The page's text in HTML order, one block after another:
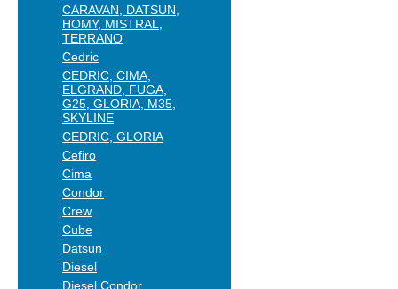
CARAVAN, DATSUN,
HOMY, MISTRAL,
TERRANO
Cedric
CEDRIC, CIMA,
ELGRAND, FUGA,
G25, GLORIA, M35,
SKYLINE
CEDRIC, GLORIA
Cefiro
Cima
Condor
Crew
Cube
Datsun
Diesel
Diesel Condor